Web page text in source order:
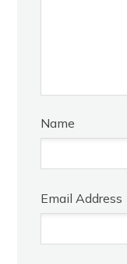
Name
Email Address